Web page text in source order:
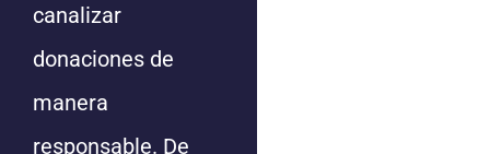
canalizar
donaciones de
manera
responsable. De